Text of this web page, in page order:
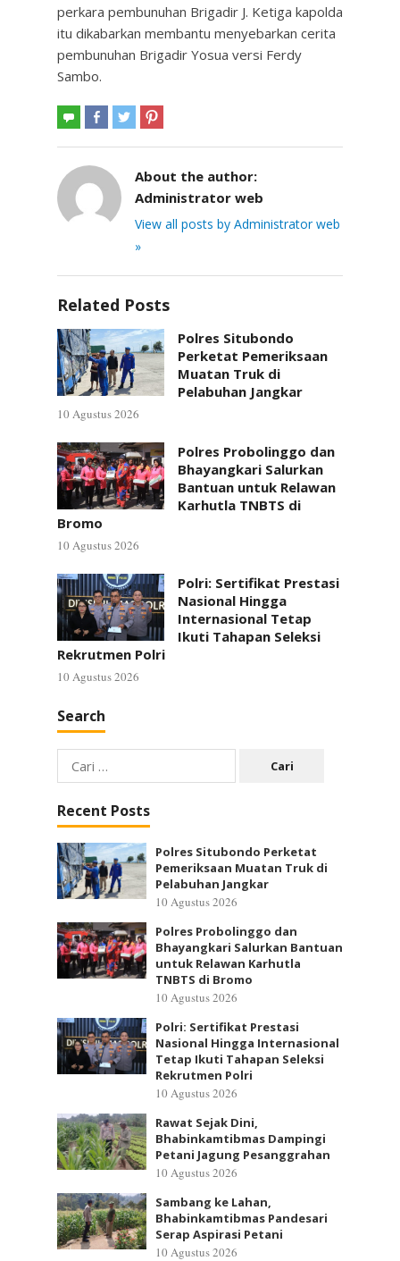
perkara pembunuhan Brigadir J. Ketiga kapolda
itu dikabarkan membantu menyebarkan cerita
pembunuhan Brigadir Yosua versi Ferdy
Sambo.
About the author:
Administrator web
View all posts by Administrator web
»
Related Posts
Polres Situbondo
Perketat Pemeriksaan
Muatan Truk di
Pelabuhan Jangkar
10 Agustus 2026
Polres Probolinggo dan
Bhayangkari Salurkan
Bantuan untuk Relawan
Karhutla TNBTS di
Bromo
10 Agustus 2026
Polri: Sertifikat Prestasi
Nasional Hingga
Internasional Tetap
Ikuti Tahapan Seleksi
Rekrutmen Polri
10 Agustus 2026
Search
Cari
untuk:
Recent Posts
Polres Situbondo Perketat
Pemeriksaan Muatan Truk di
Pelabuhan Jangkar
10 Agustus 2026
Polres Probolinggo dan
Bhayangkari Salurkan Bantuan
untuk Relawan Karhutla
TNBTS di Bromo
10 Agustus 2026
Polri: Sertifikat Prestasi
Nasional Hingga Internasional
Tetap Ikuti Tahapan Seleksi
Rekrutmen Polri
10 Agustus 2026
Rawat Sejak Dini,
Bhabinkamtibmas Dampingi
Petani Jagung Pesanggrahan
10 Agustus 2026
Sambang ke Lahan,
Bhabinkamtibmas Pandesari
Serap Aspirasi Petani
10 Agustus 2026